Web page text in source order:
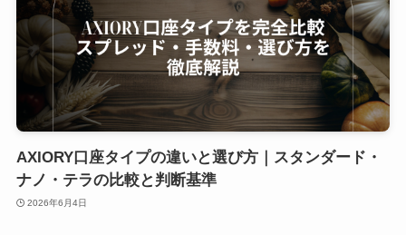
AXIORY口座タイプの違いと選び方｜スタンダード・
ナノ・テラの比較と判断基準
2026年6月4日